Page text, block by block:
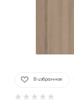
В избранное